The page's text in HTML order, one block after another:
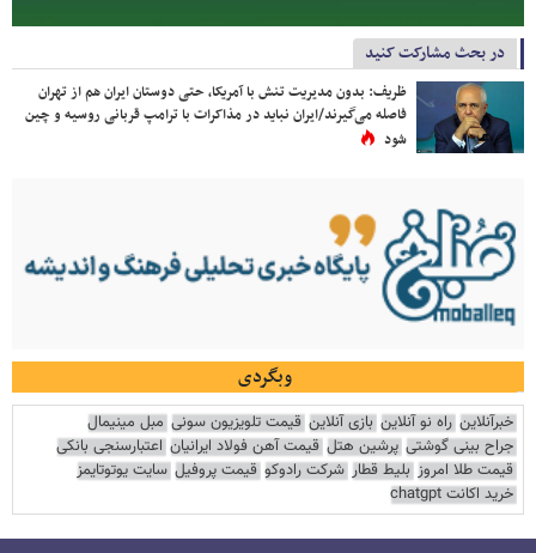
در بحث مشارکت کنید
ظریف: بدون مدیریت تنش با آمریکا، حتی دوستان ایران هم از تهران
فاصله می‌گیرند/ایران نباید در مذاکرات با ترامپ قربانی روسیه و چین
شود
وبگردی
خبرآنلاین راه نو آنلاین بازی آنلاین قیمت تلویزیون سونی مبل مینیمال
جراح بینی گوشتی پرشین هتل قیمت آهن فولاد ایرانیان اعتبارسنجی بانکی
قیمت طلا امروز بلیط قطار شرکت رادوکو قیمت پروفیل سایت یوتوتایمز
خرید اکانت chatgpt